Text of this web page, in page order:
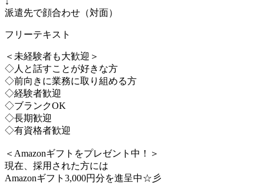
派遣先で顔合わせ（対面）
フリーテキスト
＜未経験者も大歓迎＞
◇人と話すことが好きな方
◇前向きに業務に取り組める方
◇経験者歓迎
◇ブランクOK
◇長期歓迎
◇有資格者歓迎
＜Amazonギフトをプレゼント中！＞
現在、採用された方には
Amazonギフト3,000円分を進呈中☆彡